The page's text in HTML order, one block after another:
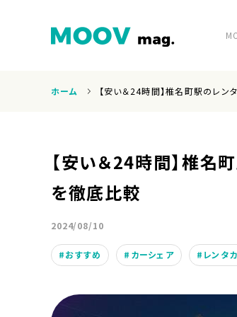
ホーム
運営会社
ホーム 【安い＆24時間】椎名町駅のレ
【安い＆24時間】椎名
を徹底比較
2024/08/10
おすすめ カーシェア レンタ